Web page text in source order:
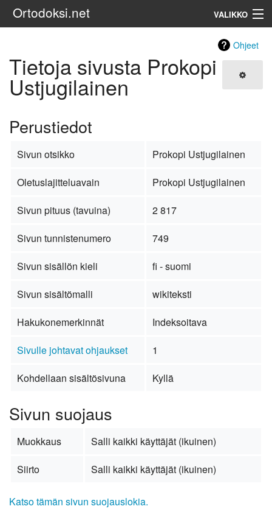
Ortodoksi.net VALIKKO
Haku
Ohjeet
Tietoja sivusta Prokopi
Ustjugilainen
Perustiedot
Sivun otsikko
Prokopi Ustjugilainen
Oletuslajitteluavain
Prokopi Ustjugilainen
Sivun pituus (tavuina)
2 817
Sivun tunnistenumero
749
Sivun sisällön kieli
fi - suomi
Sivun sisältömalli
wikiteksti
Hakukonemerkinnät
Indeksoitava
Sivulle johtavat ohjaukset
1
Kohdellaan sisältösivuna
Kyllä
Sivun suojaus
Muokkaus
Salli kaikki käyttäjät (ikuinen)
Siirto
Salli kaikki käyttäjät (ikuinen)
Katso tämän sivun suojauslokia.